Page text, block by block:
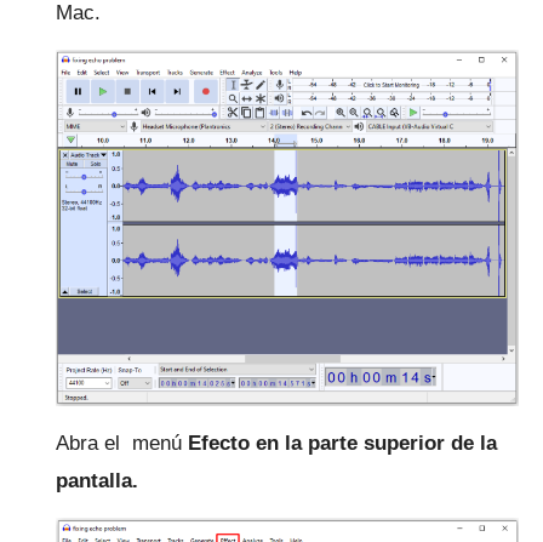
Mac.
Abra el menú Efecto en la parte superior de la
pantalla.